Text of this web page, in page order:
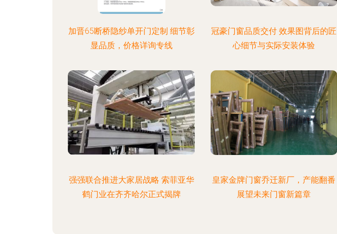
加晋65断桥隐纱单开门定制 细节彰
显品质，价格详询专线
冠豪门窗品质交付 效果图背后的匠
心细节与实际安装体验
强强联合推进大家居战略 索菲亚华
鹤门业在齐齐哈尔正式揭牌
皇家金牌门窗乔迁新厂，产能翻番
展望未来门窗新篇章